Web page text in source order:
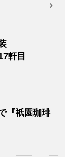
軒目
『祇園珈琲